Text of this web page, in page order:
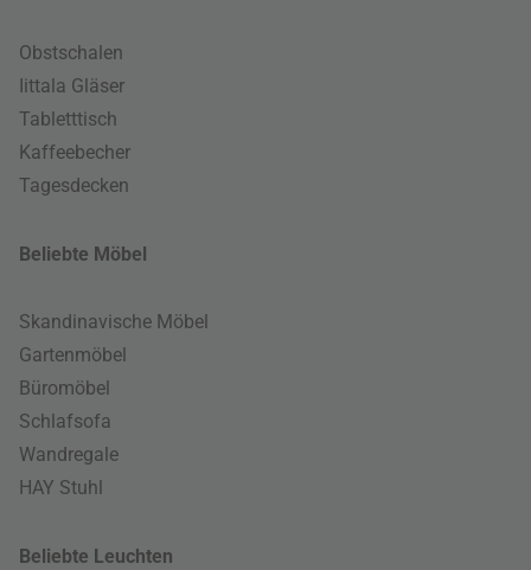
Obstschalen
Iittala Gläser
Tabletttisch
Kaffeebecher
Tagesdecken
Beliebte Möbel
Skandinavische Möbel
Gartenmöbel
Büromöbel
Schlafsofa
Wandregale
HAY Stuhl
Beliebte Leuchten